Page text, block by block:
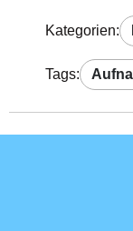
Kategorien:
Tags: